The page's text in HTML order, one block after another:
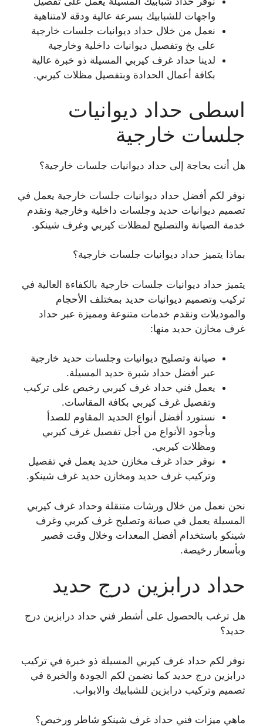
واجهات للشبابيك بسرعة عالية ودقة لامتناهية
نعمل من خلال حداد ديوانيات جلسات خارجية
على بخ وتفصيل ديوانيات داخلية وخارجية
لدينا حداد غرف كيربي المسيلة ذو خبرة عالية
بكافة أعمال الحدادة وبتفصيل مظلات كيربي.
اسطى حداد ديوانيات
جلسات خارجية
هل أنت بحاجة إلى حداد ديوانيات جلسات خارجية؟
نوفر لكم أفضل حداد ديوانيات جلسات خارجية يعمل في
تصميم ديوانيات حديد وجلسات داخلية وخارجية ونقدم
خدمة الصيانة والتصليح لمظلات كيربي وغرف شينكو.
بماذا يتميز حداد ديوانيات جلسات خارجية؟
يتميز حداد ديوانيات جلسات خارجية بالكفاءة العالية في
تركيب وتصميم ديوانيات حديد بمختلف الأحجام
والموديلات ونقدم خدمات متنوعة ومميزة عبر حداد
غرف مخازن حديد منها:
صيانة وتصليح ديوانيات وجلسات حديد خارجية
عبر أفضل حداد شبرة حديد المسيلة.
يعمل فني حداد غرف كيربي رخيص على تركيب
وتفصيل غرف كيربي بكافة المقاسات.
نستورد أفضل أنواع الحديد المقاوم للصدأ
وبأجود الأنواع من أجل تفصيل غرف كيربي
ومظلات كيربي.
نوفر حداد غرف مخازن حديد يعمل في تفصيل
وتركيب غرف حديد ومخازن حديد غرف شينكو.
نحن نعمل من خلال ورشات متنقلة وحداد غرف كيربي
المسيلة يعمل في صيانة وتصليح غرف كيربي وغرف
شينكو باستخدام أفضل المعدات وخلال وقت قصير
وبأسعار رخيصة.
حداد درابزين درج حديد
هل ترغب بالحصول على أشطر فني حداد درابزين درج
حديد؟
نوفر لكم حداد غرف كيربي المسيلة ذو خبرة في تركيب
درابزين درج حديد كما نضمن لكم الجودة والخبرة في
تصميم وتركيب درابزين للشبابيك والابواب.
ماهي ميزات فني حداد غرف شينكو شاطر ورخيص؟